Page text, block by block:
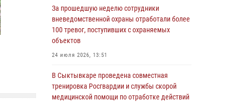
сдачи оружия
31 июля 2026, 10:55
Временно исполняющий обязанности
«Орленок»
31 июля 2026, 06:57 8
За прошедшую неделю сотрудники
вневедомственной охраны отработали более
100 тревог, поступивших с охраняемых
объектов
24 июля 2026, 13:51
В Сыктывкаре проведена совместная
тренировка Росгвардии и службы скорой
медицинской помощи по отработке действий